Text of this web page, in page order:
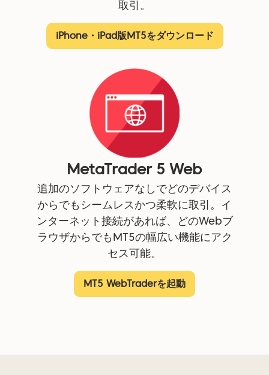
取引。
iPhone・iPad版MT5をダウンロード
MetaTrader 5 Web
追加のソフトウェアなしでどのデバイス
からでもシームレスかつ柔軟に取引。イ
ンターネット接続があれば、どのWebブ
ラウザからでもMT5の幅広い機能にアク
セス可能。
MT5 WebTraderを起動